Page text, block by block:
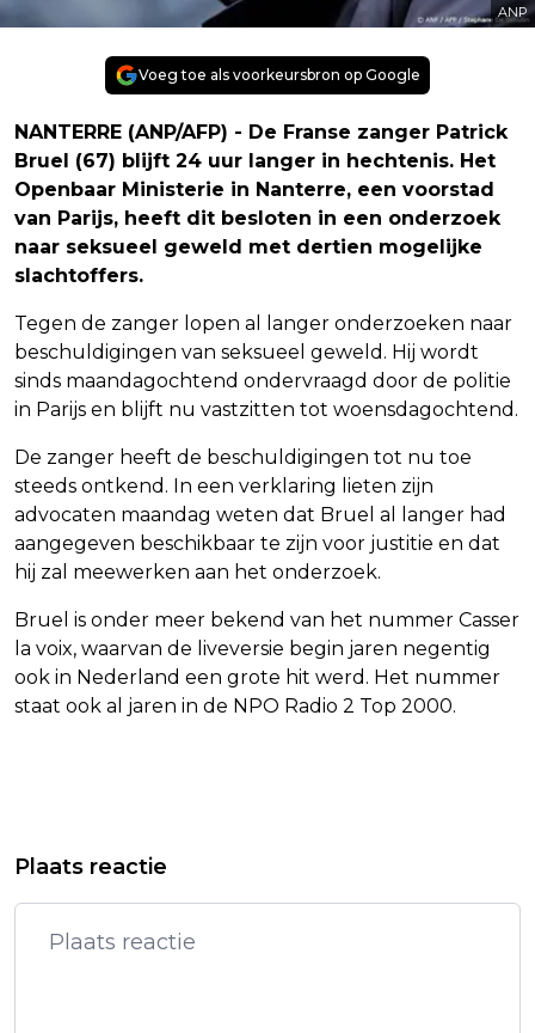
ANP
Voeg toe als voorkeursbron op Google
NANTERRE (ANP/AFP) - De Franse zanger Patrick
Bruel (67) blijft 24 uur langer in hechtenis. Het
Openbaar Ministerie in Nanterre, een voorstad
van Parijs, heeft dit besloten in een onderzoek
naar seksueel geweld met dertien mogelijke
slachtoffers.
Tegen de zanger lopen al langer onderzoeken naar
beschuldigingen van seksueel geweld. Hij wordt
sinds maandagochtend ondervraagd door de politie
in Parijs en blijft nu vastzitten tot woensdagochtend.
De zanger heeft de beschuldigingen tot nu toe
steeds ontkend. In een verklaring lieten zijn
advocaten maandag weten dat Bruel al langer had
aangegeven beschikbaar te zijn voor justitie en dat
hij zal meewerken aan het onderzoek.
Bruel is onder meer bekend van het nummer Casser
la voix, waarvan de liveversie begin jaren negentig
ook in Nederland een grote hit werd. Het nummer
staat ook al jaren in de NPO Radio 2 Top 2000.
NEDERLANDERS NOG VERDER
MARENGO-HOOFDVERDACHTE
RIDOUAN TAGHI HEEFT NIEUWE
ADVOCATEN
Plaats reactie